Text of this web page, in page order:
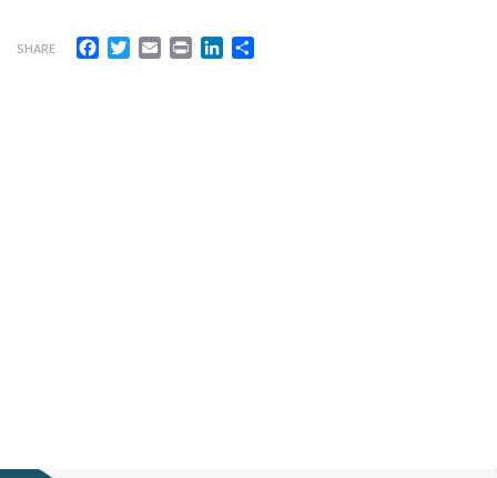
SHARE Facebook
Twitter
EmailPrintLinkedIn